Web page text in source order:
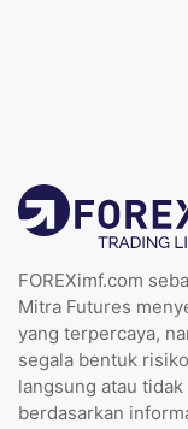
FOREXimf.com
Mitra Futures
yang terpercaya,
segala bentuk
langsung atau
berdasarkan